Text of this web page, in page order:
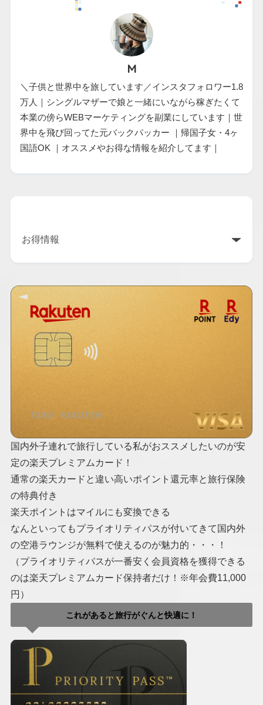
M
＼子供と世界中を旅しています／インスタフォロワー1.8
万人｜シングルマザーで娘と一緒にいながら稼ぎたくて
本業の傍らWEBマーケティングを副業にしています｜世
界中を飛び回ってた元バックパッカー ｜帰国子女・4ヶ
国語OK ｜オススメやお得な情報を紹介してます｜
国内外子連れで旅行している私がおススメしたいのが安
定の楽天プレミアムカード！
通常の楽天カードと違い高いポイント還元率と旅行保険
の特典付き
楽天ポイントはマイルにも変換できる
なんといってもプライオリティパスが付いてきて国内外
の空港ラウンジが無料で使えるのが魅力的・・・！
（プライオリティパスが一番安く会員資格を獲得できる
のは楽天プレミアムカード保持者だけ！※年会費11,000
円）
これがあると旅行がぐんと快適に！